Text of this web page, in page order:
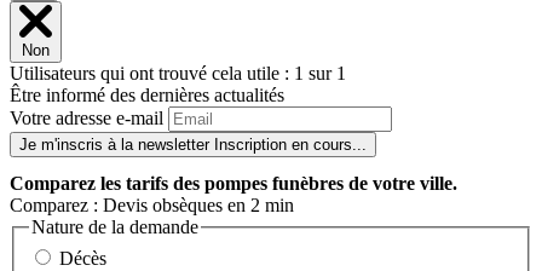
Non
Utilisateurs qui ont trouvé cela utile : 1 sur 1
Être informé des dernières actualités
Votre adresse e-mail
Je m'inscris à la newsletter Inscription en cours...
Comparez les tarifs des pompes funèbres de votre ville.
Comparez : Devis obsèques en 2 min
Nature de la demande
Décès